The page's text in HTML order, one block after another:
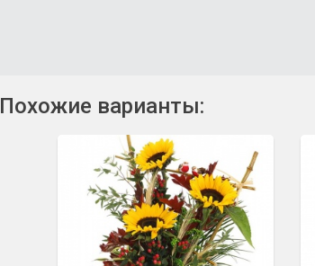
Похожие варианты: